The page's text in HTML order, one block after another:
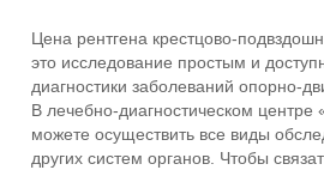
Цена рентгена крестцово-
это исследование простым и
диагностики заболеваний опорно-
В лечебно-диагностическом центре
можете осуществить все виды
других систем органов. Чтобы